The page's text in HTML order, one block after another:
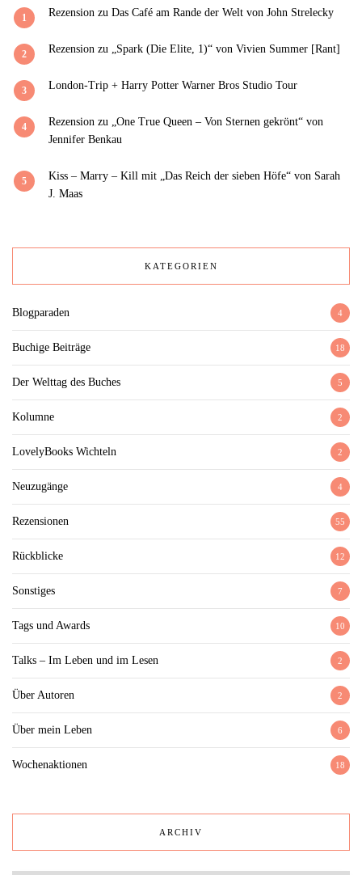
1 Rezension zu Das Café am Rande der Welt von John Strelecky
2 Rezension zu „Spark (Die Elite, 1)“ von Vivien Summer [Rant]
3 London-Trip + Harry Potter Warner Bros Studio Tour
4
Rezension zu „One True Queen – Von Sternen gekrönt“ von
Jennifer Benkau
5
Kiss – Marry – Kill mit „Das Reich der sieben Höfe“ von Sarah
J. Maas
KATEGORIEN
Blogparaden 4
Buchige Beiträge 18
Der Welttag des Buches 5
Kolumne 2
LovelyBooks Wichteln 2
Neuzugänge 4
Rezensionen 55
Rückblicke 12
Sonstiges 7
Tags und Awards 10
Talks – Im Leben und im Lesen 2
Über Autoren 2
Über mein Leben 6
Wochenaktionen 18
ARCHIV